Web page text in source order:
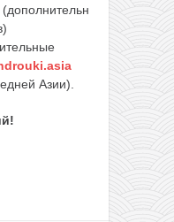
(дополнительн
Азии).